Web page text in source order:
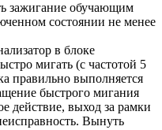
зажигание обучающим
состоянии не менее
в блоке
мигать (с частотой 5
правильно выполняется
быстрого мигания
действие, выход за рамки
Вынуть